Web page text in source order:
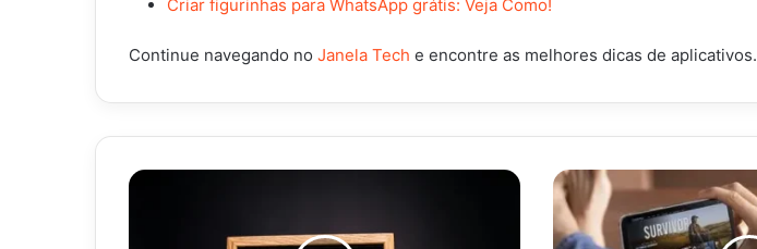
Criar figurinhas para WhatsApp grátis: Veja Como!
Continue navegando no Janela Tech e encontre as melhores dicas de aplicativos.